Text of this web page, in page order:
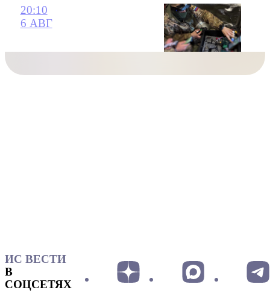
20:10
6 АВГ
ИС ВЕСТИ
В
СОЦСЕТЯХ